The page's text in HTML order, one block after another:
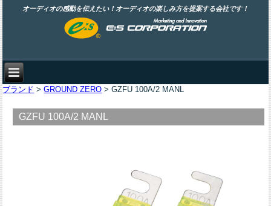
オーディオの感動を伝えたい！オーディオの楽しみ方を提案する会社です！
ブランド >GROUND ZERO > GZFU 100A/2 MANL
GZFU 100A/2 MANL